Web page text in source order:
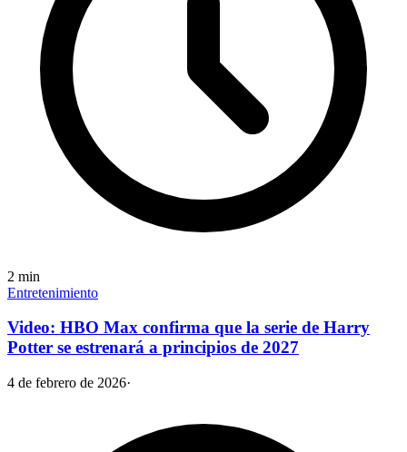
2 min
Entretenimiento
Video: HBO Max confirma que la serie de Harry
Potter se estrenará a principios de 2027
4 de febrero de 2026·